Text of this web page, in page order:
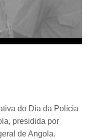
do Dia da Polícia
presidida por
de Angola.